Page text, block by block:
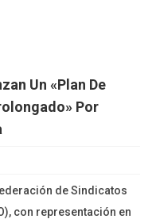
Un «plan De
Por
de Sindicatos
con representación en